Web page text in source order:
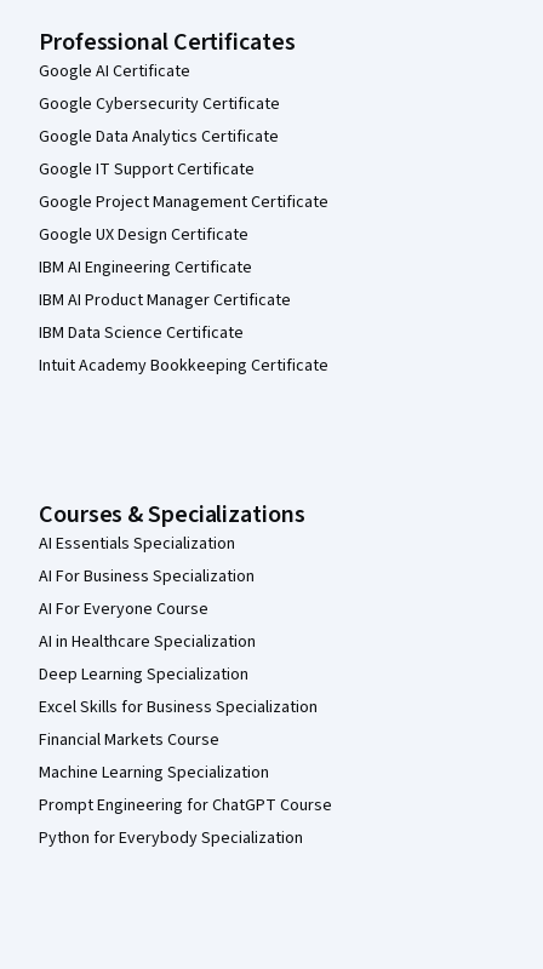
Professional Certificates
Google AI Certificate
Google Cybersecurity Certificate
Google Data Analytics Certificate
Google IT Support Certificate
Google Project Management Certificate
Google UX Design Certificate
IBM AI Engineering Certificate
IBM AI Product Manager Certificate
IBM Data Science Certificate
Intuit Academy Bookkeeping Certificate
Courses & Specializations
AI Essentials Specialization
AI For Business Specialization
AI For Everyone Course
AI in Healthcare Specialization
Deep Learning Specialization
Excel Skills for Business Specialization
Financial Markets Course
Machine Learning Specialization
Prompt Engineering for ChatGPT Course
Python for Everybody Specialization